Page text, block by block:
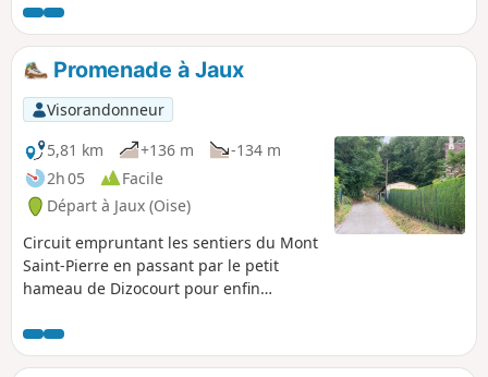
nombreux vestiges de guerre et des
pupitres explicatifs. Sans oublier le
patrimoine de la commune, comme son
abbaye, son château et sa chapelle.
Promenade à Jaux
Visorandonneur
5,81 km
+136 m
-134 m
2h 05
Facile
Départ à Jaux (Oise)
Circuit empruntant les sentiers du Mont
Saint-Pierre en passant par le petit
hameau de Dizocourt pour enfin